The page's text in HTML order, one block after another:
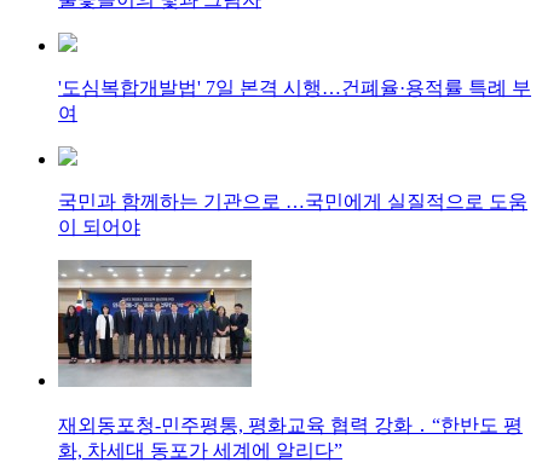
'도심복합개발법' 7일 본격 시행…건폐율·용적률 특례 부
여
국민과 함께하는 기관으로 …국민에게 실질적으로 도움
이 되어야
재외동포청-민주평통, 평화교육 협력 강화 ․ “한반도 평
화, 차세대 동포가 세계에 알리다”